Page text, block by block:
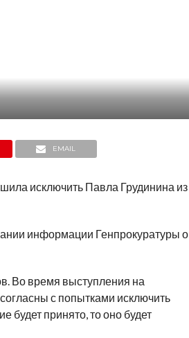
EMAIL
исключить Павла Грудинина из
информации Генпрокуратуры о
Во время выступления на
с попытками исключить
будет принято, то оно будет